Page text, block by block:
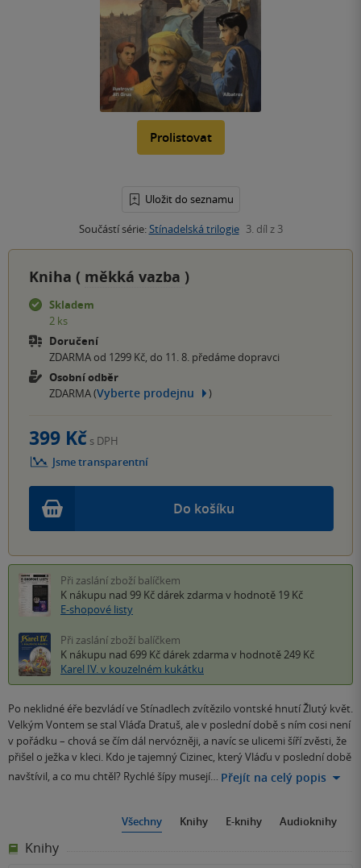
Prolistovat
Uložit do seznamu
Součástí série: Stínadelská trilogie 3. díl z 3
Kniha ( měkká vazba )
Skladem
2 ks
Doručení
ZDARMA od 1299 Kč, do 11. 8. předáme dopravci
Osobní odběr
ZDARMA (Vyberte prodejnu )
Do košíku
399 Kč s DPH
Jsme transparentní
Při zaslání zboží balíčkem
K nákupu nad 99 Kč dárek zdarma v hodnotě 19 Kč
E-shopové listy
Při zaslání zboží balíčkem
K nákupu nad 699 Kč dárek zdarma v hodnotě 249 Kč
Karel IV. v kouzelném kukátku
Po neklidné éře bezvládí ve Stínadlech zvítězilo vontské hnutí Žlutý květ.
Velkým Vontem se stal Vláďa Dratuš, ale v poslední době s ním cosi není
v pořádku – chová se čím dál nervózněji, a navíc se ulicemi šíří zvěsti, že
přišel o ježka v kleci. Kdo je tajemný Cizinec, který Vláďu v poslední době
navštívil, a co mu chtěl? Rychlé šípy musejí… Přejít na celý popis
Všechny Knihy E-knihy Audioknihy
Knihy